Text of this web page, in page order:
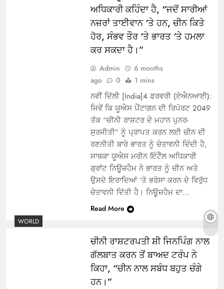
ਅਧਿਕਾਰੀ ਕਹਿੰਦਾ ਹੈ, “ਜਦੋਂ ਸਾਰੀਆਂ
ਨਜ਼ਰਾਂ ਤਾਈਵਾਨ ‘ਤੇ ਹਨ, ਚੀਨ ਕਿਤੇ
ਹੋਰ, ਸੰਭਵ ਤੌਰ ‘ਤੇ ਭਾਰਤ ‘ਤੇ ਹਮਲਾ
ਕਰ ਸਕਦਾ ਹੈ।”
Admin
6 months
ago
0 1 mins
ਨਵੀਂ ਦਿੱਲੀ [India]4 ਫਰਵਰੀ (ਏਐਨਆਈ):
ਜਿਵੇਂ ਕਿ ਯੂਐਸ ਪੈਂਟਾਗਨ ਦੀ ਰਿਪੋਰਟ 2049
ਤੱਕ “ਚੀਨੀ ਰਾਸ਼ਟਰ ਦੇ ਮਹਾਨ ਪੁਨਰ-
ਸੁਰਜੀਤੀ” ਨੂੰ ਪ੍ਰਾਪਤ ਕਰਨ ਲਈ ਚੀਨ ਦੀ
ਰਣਨੀਤੀ ਬਾਰੇ ਭਾਰਤ ਨੂੰ ਚੇਤਾਵਨੀ ਦਿੰਦੀ ਹੈ,
ਸਾਬਕਾ ਯੂਐਸ ਮਰੀਨ ਇੰਟੈੱਲ ਅਧਿਕਾਰੀ
ਗ੍ਰਾਂਟ ਨਿਊਜ਼ਹੈਮ ਨੇ ਭਾਰਤ ਨੂੰ ਚੀਨ ਅਤੇ
ਉਸਦੇ ਇਰਾਦਿਆਂ ‘ਤੇ ਭਰੋਸਾ ਕਰਨ ਦੇ ਵਿਰੁੱਧ
ਚੇਤਾਵਨੀ ਦਿੱਤੀ ਹੈ। ਨਿਊਜ਼ਹੈਮ ਦਾ…
Read More
WORLD
ਚੀਨੀ ਰਾਸ਼ਟਰਪਤੀ ਸ਼ੀ ਜਿਨਪਿੰਗ ਨਾਲ
ਗੱਲਬਾਤ ਕਰਨ ਤੋਂ ਬਾਅਦ ਟਰੰਪ ਨੇ
ਕਿਹਾ, “ਚੀਨ ਨਾਲ ਸਬੰਧ ਬਹੁਤ ਚੰਗੇ
ਹਨ।”